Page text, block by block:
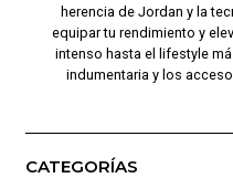
herencia de Jordan y la
equipar tu rendimiento y
intenso hasta el lifestyle
indumentaria y los
CATEGORÍAS